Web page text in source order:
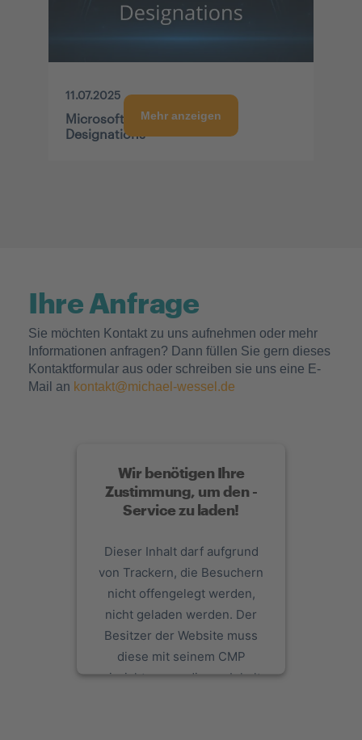
11.07.2025
Microsoft AI Cloud Partner
Designations
MEHR ERFAHREN
04.06.2025
Partnerschaft mit GWD Minden
Wir sind neuer Partner von GWD Minden!
Mehr anzeigen
Ihre Anfrage
Sie möchten Kontakt zu uns aufnehmen oder mehr
Informationen anfragen? Dann füllen Sie gern dieses
Kontaktformular aus oder schreiben sie uns eine E-
Mail an kontakt@michael-wessel.de
Wir benötigen Ihre
Zustimmung, um den -
Service zu laden!
Dieser Inhalt darf aufgrund
von Trackern, die Besuchern
nicht offengelegt werden,
nicht geladen werden. Der
Besitzer der Website muss
diese mit seinem CMP
einrichten, um diesen Inhalt